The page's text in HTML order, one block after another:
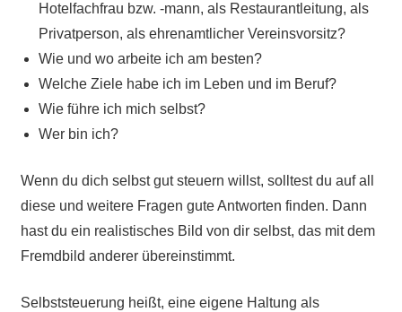
Hotelfachfrau bzw. -mann, als Restaurantleitung, als
Privatperson, als ehrenamtlicher Vereinsvorsitz?
Wie und wo arbeite ich am besten?
Welche Ziele habe ich im Leben und im Beruf?
Wie führe ich mich selbst?
Wer bin ich?
Wenn du dich selbst gut steuern willst, solltest du auf all
diese und weitere Fragen gute Antworten finden. Dann
hast du ein realistisches Bild von dir selbst, das mit dem
Fremdbild anderer übereinstimmt.
Selbststeuerung heißt, eine eigene Haltung als